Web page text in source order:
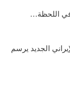
في اللحظة…
الجديد يرسم